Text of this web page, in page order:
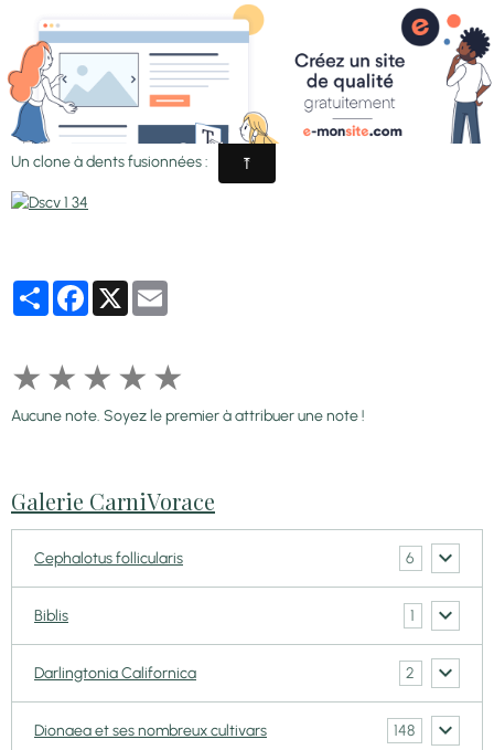
-'Fuzzy tooth'
Un clone à dents fusionnées :
PartagerFacebook
X
★ ★ ★ ★ ★
Aucune note. Soyez le premier à attribuer une note !
Galerie CarniVorace
Cephalotus follicularis 6
Biblis 1
Darlingtonia Californica 2
Dionaea et ses nombreux cultivars 148